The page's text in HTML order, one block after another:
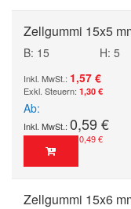
Zellgummi 15x5
B: 15
H: 5
1,57 €
1,30 €
Ab
0,59 €
0,49 €
Zellgummi 15x6